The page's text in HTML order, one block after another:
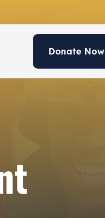
Donate Now